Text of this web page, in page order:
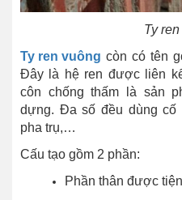
Ty
Ty ren vuông còn có tên
Đây là hệ ren được liên
côn chống thấm là sản
dựng. Đa số đều dùng cố
pha trụ,…
Cấu tạo gồm 2 phần:
Phần thân được